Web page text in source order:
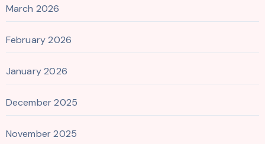
March 2026
February 2026
January 2026
December 2025
November 2025